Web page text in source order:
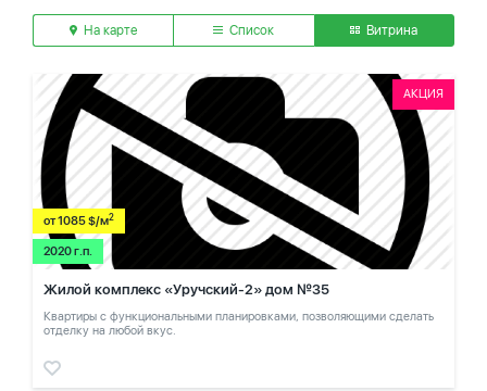
На карте Список Витрина
АКЦИЯ
от 1085 $/м2
2020 г.п.
Жилой комплекс «Уручский-2» дом №35
Квартиры с функциональными планировками, позволяющими сделать
отделку на любой вкус.